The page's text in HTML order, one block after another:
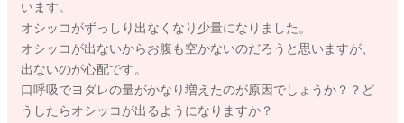
います。
オシッコがずっしり出なくなり少量になりました。
オシッコが出ないからお腹も空かないのだろうと思いますが、
出ないのが心配です。
口呼吸でヨダレの量がかなり増えたのが原因でしょうか？？ど
うしたらオシッコが出るようになりますか？